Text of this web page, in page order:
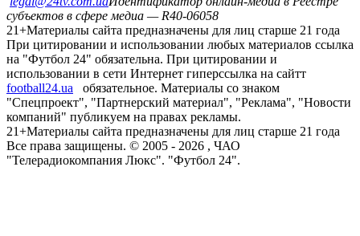
субъектов в сфере медиа — R40-06058
21+Материалы сайта предназначены для лиц старше 21 года
При цитировании и использовании любых материалов ссылка
на "Футбол 24" обязательна. При цитировании и
использовании в сети Интернет гиперссылка на сайтт
football24.ua
обязательное. Материалы со знаком
"Спецпроект", "Партнерский материал", "Реклама", "Новости
компаний" публикуем на правах рекламы.
21+Материалы сайта предназначены для лиц старше 21 года
Все права защищены. © 2005 - 2026 , ЧАО
"Телерадиокомпания Люкс". "Футбол 24".